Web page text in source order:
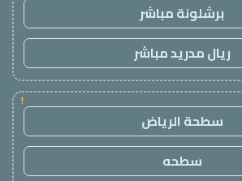
برشلونة مباشر
ريال مدريد مباشر
!
سطحة الرياض
سطحه